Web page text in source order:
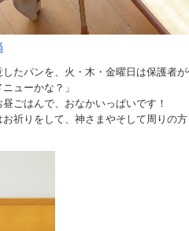
したパンを、火・木・金曜日は保護者が
ューかな？」
ごはんで、おなかいっぱいです！
祈りをして、神さまやそして周りの